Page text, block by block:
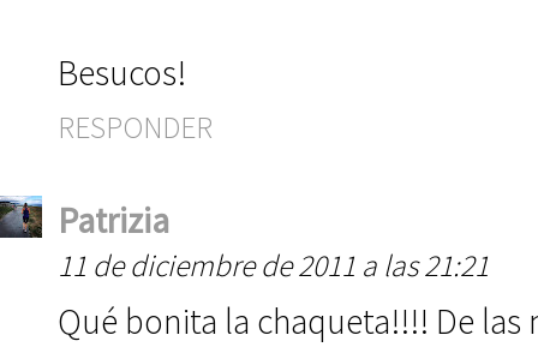
Besucos!
RESPONDER
Patrizia
11 de diciembre de 2011 a las 21:21
Qué bonita la chaqueta!!!! De